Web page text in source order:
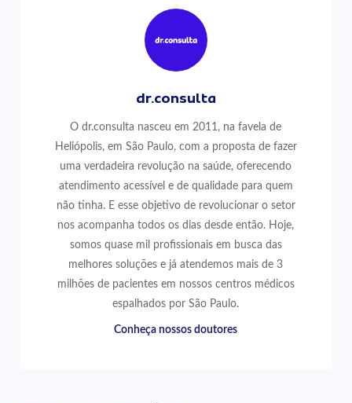
dr.consulta
O dr.consulta nasceu em 2011, na favela de
Heliópolis, em São Paulo, com a proposta de fazer
uma verdadeira revolução na saúde, oferecendo
atendimento acessível e de qualidade para quem
não tinha. E esse objetivo de revolucionar o setor
nos acompanha todos os dias desde então. Hoje,
somos quase mil profissionais em busca das
melhores soluções e já atendemos mais de 3
milhões de pacientes em nossos centros médicos
espalhados por São Paulo.
Conheça nossos doutores